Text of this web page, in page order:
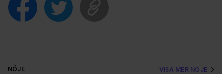
NÖJE VISA MER NÖJE